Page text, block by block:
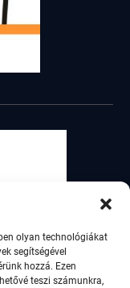
olyan technológiákat
segítségével
hozzá. Ezen
teszi számunkra,